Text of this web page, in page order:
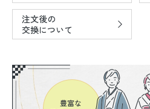
注文後の
交換について